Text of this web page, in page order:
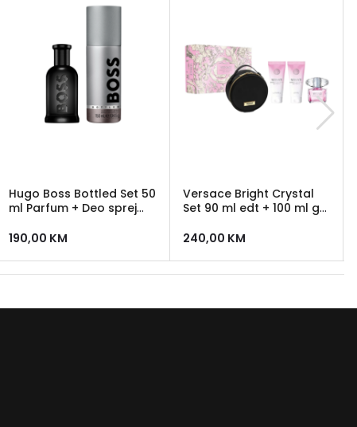
Hugo Boss Bottled Set 50
ml Parfum + Deo sprej
190,00 KM
Versace Bright Crystal
Set 90 ml edt + 100 ml gel
losion + Versace neseser
240,00 KM